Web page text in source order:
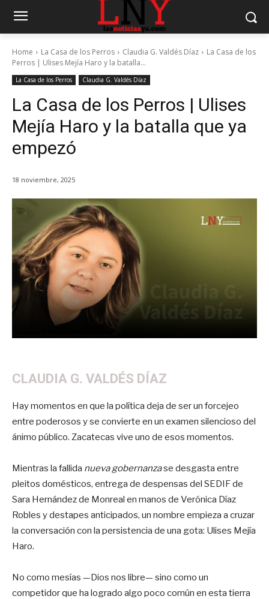
Home La Casa de los Perros Claudia G. Valdés Díaz
La Casa de los
Perros | Ulises Mejía Haro y la batalla...
La Casa de los Perros Claudia G. Valdés Díaz
La Casa de los Perros | Ulises
Mejía Haro y la batalla que ya
empezó
18 noviembre, 2025
CLAUDIA G. VALDÉS DÍAZ
Hay momentos en que la política deja de ser un forcejeo
entre poderosos y se convierte en un examen silencioso del
ánimo público. Zacatecas vive uno de esos momentos.
Mientras la fallida nueva gobernanzase desgasta entre
pleitos domésticos, entrega de despensas del SEDIF de
Sara Hernández de Monreal en manos de Verónica Díaz
Robles y destapes anticipados, un nombre empieza a cruzar
la conversación con la persistencia de una gota: Ulises Mejía
Haro.
No como mesías —Dios nos libre— sino como un
competidor que ha logrado algo poco común en esta tierra